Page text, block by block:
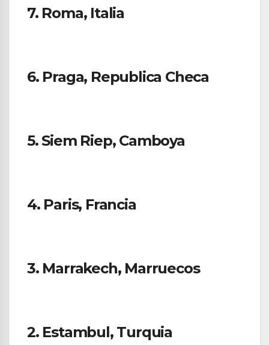
7. Roma, Italia
6. Praga, Republica Checa
5. Siem Riep, Camboya
4. Paris, Francia
3. Marrakech, Marruecos
2. Estambul, Turquia